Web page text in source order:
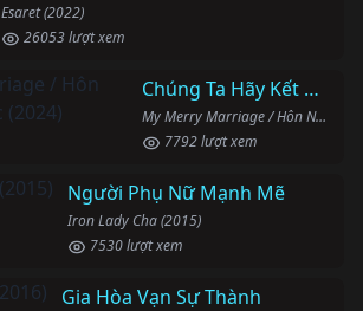
Esaret (2022)
26053 lượt xem
Chúng Ta Hãy Kết Hôn Nhé
My Merry Marriage / Hôn Nhân Hạnh Phúc (2024)
7792 lượt xem
Người Phụ Nữ Mạnh Mẽ
Iron Lady Cha (2015)
7530 lượt xem
Gia Hòa Vạn Sự Thành